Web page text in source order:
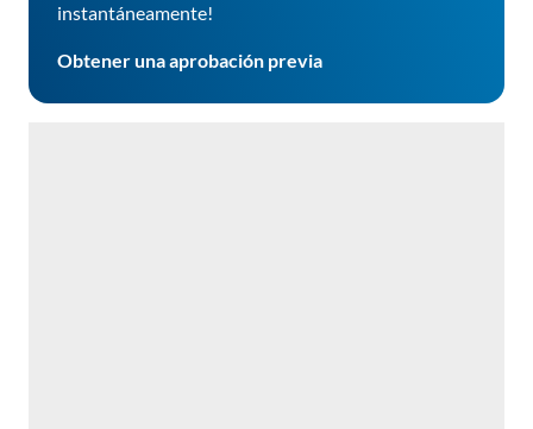
instantáneamente!
Obtener una aprobación previa